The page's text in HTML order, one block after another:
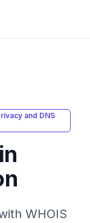
and DNS
WHOIS